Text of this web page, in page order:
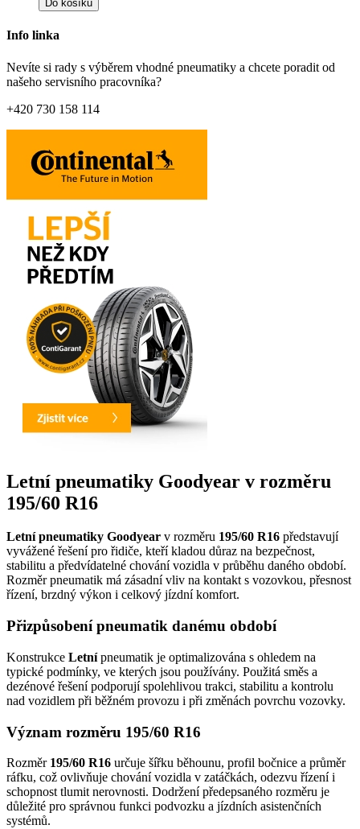
Do košíku
Info linka
Nevíte si rady s výběrem vhodné pneumatiky a chcete poradit od
našeho servisního pracovníka?
+420 730 158 114
Letní pneumatiky Goodyear v rozměru
195/60 R16
Letní pneumatiky Goodyear v rozměru 195/60 R16 představují
vyvážené řešení pro řidiče, kteří kladou důraz na bezpečnost,
stabilitu a předvídatelné chování vozidla v průběhu daného období.
Rozměr pneumatik má zásadní vliv na kontakt s vozovkou, přesnost
řízení, brzdný výkon i celkový jízdní komfort.
Přizpůsobení pneumatik danému období
Konstrukce Letnípneumatik je optimalizována s ohledem na
typické podmínky, ve kterých jsou používány. Použitá směs a
dezénové řešení podporují spolehlivou trakci, stabilitu a kontrolu
nad vozidlem při běžném provozu i při změnách povrchu vozovky.
Význam rozměru 195/60 R16
Rozměr 195/60 R16 určuje šířku běhounu, profil bočnice a průměr
ráfku, což ovlivňuje chování vozidla v zatáčkách, odezvu řízení i
schopnost tlumit nerovnosti. Dodržení předepsaného rozměru je
důležité pro správnou funkci podvozku a jízdních asistenčních
systémů.